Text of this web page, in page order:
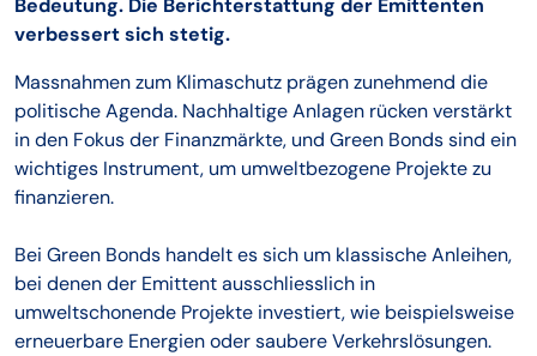
Bedeutung. Die Berichterstattung der Emittenten
verbessert sich stetig.
Massnahmen zum Klimaschutz prägen zunehmend die
politische Agenda. Nachhaltige Anlagen rücken verstärkt
in den Fokus der Finanzmärkte, und Green Bonds sind ein
wichtiges Instrument, um umweltbezogene Projekte zu
finanzieren.
Bei Green Bonds handelt es sich um klassische Anleihen,
bei denen der Emittent ausschliesslich in
umweltschonende Projekte investiert, wie beispielsweise
erneuerbare Energien oder saubere Verkehrslösungen.